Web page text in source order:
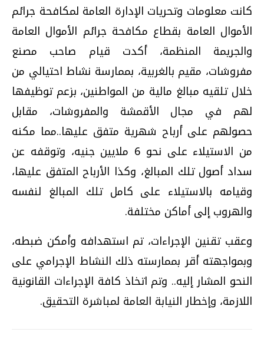
كانت معلومات وتحريات الإدارة العامة لمكافحة جرائم
الأموال العامة بقطاع مكافحة جرائم الأموال العامة
والجريمة المنظمة، أكدت قيام صاحب مصنع
مفروشات، مقيم بالغربية، بممارسة نشاط احتيالي من
خلال تلقيه مبالغ مالية من المواطنين، بزعم توظيفها
لهم في مجال الأقمشة والمفروشات، مقابل
حصولهم على أرباح شهرية متفق عليها..مما مكنه
من الاستيلاء على نحو 6 ملايين جنيه، وتوقفه عن
سداد أصول تلك المبالغ، وكذا الأرباح المتفق عليها،
وقيامه بالاستيلاء على كامل تلك المبالغ لنفسه
والهروب إلى أماكن مختلفة.
وعقب تقنين الإجراءات، تم استهدافه وأمكن ضبطه،
وبمواجهته أقر بممارسته ذلك النشاط الإجرامي على
النحو المشار إليه.. وتم اتخاذ كافة الإجراءات القانونية
اللازمة، وإخطار النيابة العامة لمباشرة التحقيق.